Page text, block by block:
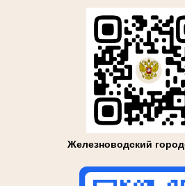
Железноводский